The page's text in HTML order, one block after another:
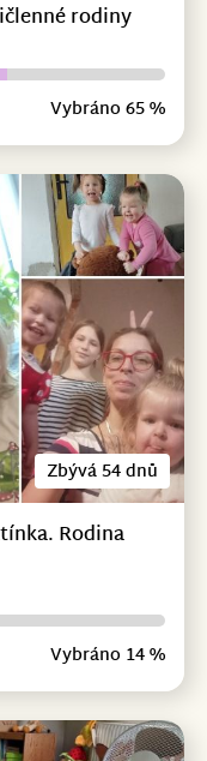
rodiny
Vybráno 65 %
Zbývá 54 dnů
Rodina
Vybráno 14 %